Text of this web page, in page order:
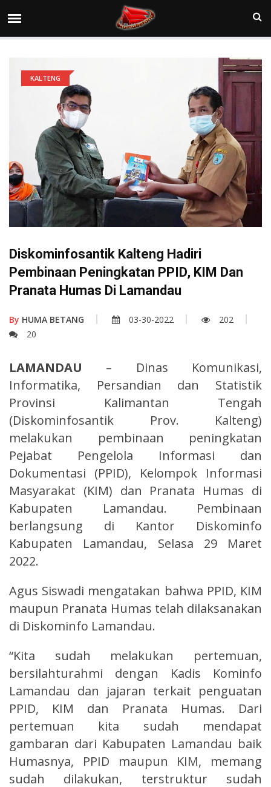
KALTENG
Diskominfosantik Kalteng Hadiri
Pembinaan Peningkatan PPID, KIM Dan
Pranata Humas Di Lamandau
By HUMA BETANG 03-30-2022
202
20
LAMANDAU – Dinas Komunikasi,
Informatika, Persandian dan Statistik
Provinsi Kalimantan Tengah
(Diskominfosantik Prov. Kalteng)
melakukan pembinaan peningkatan
Pejabat Pengelola Informasi dan
Dokumentasi (PPID), Kelompok Informasi
Masyarakat (KIM) dan Pranata Humas di
Kabupaten Lamandau. Pembinaan
berlangsung di Kantor Diskominfo
Kabupaten Lamandau, Selasa 29 Maret
2022.
Agus Siswadi mengatakan bahwa PPID, KIM
maupun Pranata Humas telah dilaksanakan
di Diskominfo Lamandau.
“Kita sudah melakukan pertemuan,
bersilahturahmi dengan Kadis Kominfo
Lamandau dan jajaran terkait penguatan
PPID, KIM dan Pranata Humas. Dari
pertemuan kita sudah mendapat
gambaran dari Kabupaten Lamandau baik
Humasnya, PPID maupun KIM, memang
sudah dilakukan, terstruktur sudah